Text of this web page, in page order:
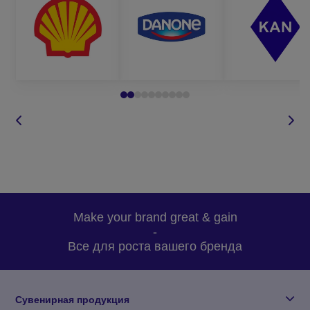
доступные цены (которые уменьшаются с ростом
объема заказа);
систему скидок для постоянных клиентов;
к нашим менеджерам любым удобным для вас способом:
оставить запрос звонка на сайте и мы сами вам
задать вопрос по товару.
Для оформления заказа на дождемеры оптом, вам
необходимо определиться с:
моделью товара, который вас интересует;
Make your brand great & gain
-
Все для роста вашего бренда
Сувенирная продукция